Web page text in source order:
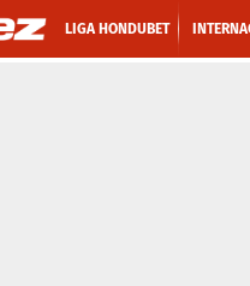
LIGA HONDUBET